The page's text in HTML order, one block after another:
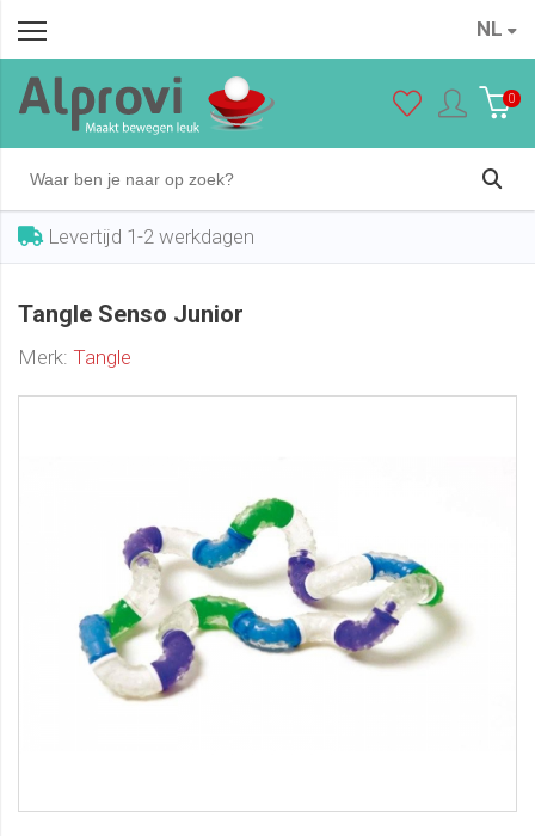
NL
0
Levertijd 1-2 werkdagen
Tangle Senso Junior
Merk: Tangle
€ 10,50